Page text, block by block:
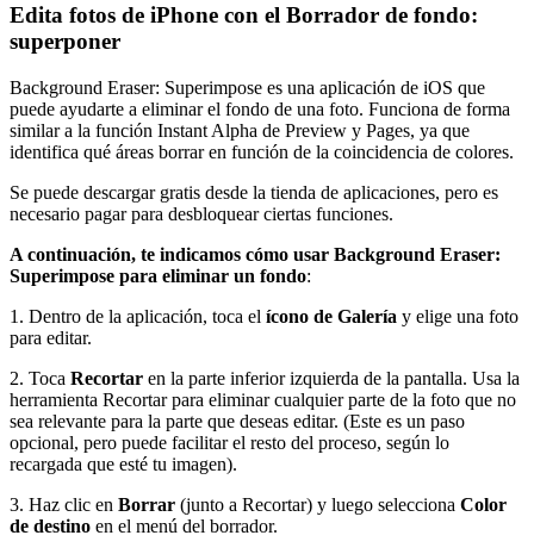
Edita fotos de iPhone con el Borrador de fondo:
superponer
Background Eraser: Superimpose es una aplicación de iOS que
puede ayudarte a eliminar el fondo de una foto. Funciona de forma
similar a la función Instant Alpha de Preview y Pages, ya que
identifica qué áreas borrar en función de la coincidencia de colores.
Se puede descargar gratis desde la tienda de aplicaciones, pero es
necesario pagar para desbloquear ciertas funciones.
A continuación, te indicamos cómo usar Background Eraser:
Superimpose para eliminar un fondo:
1. Dentro de la aplicación, toca el ícono de Galería y elige una foto
para editar.
2. Toca Recortar en la parte inferior izquierda de la pantalla. Usa la
herramienta Recortar para eliminar cualquier parte de la foto que no
sea relevante para la parte que deseas editar. (Este es un paso
opcional, pero puede facilitar el resto del proceso, según lo
recargada que esté tu imagen).
3. Haz clic en Borrar (junto a Recortar) y luego selecciona Color
de destino en el menú del borrador.